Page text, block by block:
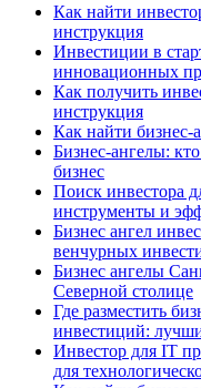
Как найти
инструкция
Инвестиции в
инновационных
Как получить
инструкция
Как найти бизнес-
Бизнес-ангелы:
бизнес
Поиск инвестора
инструменты и
Бизнес ангел
венчурных
Бизнес ангелы
Северной столице
Где разместить
инвестиций:
Инвестор для IT
для